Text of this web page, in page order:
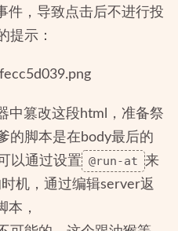
件，导致点击后不进行投
提示：
中篡改这段html，准备祭
的脚本是在body最后的
以通过设置 @run-at 来
机，通过编辑server返
本，